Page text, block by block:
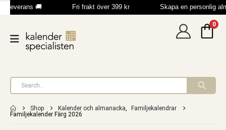
leverans 🚚 Fri frakt över 399 kr Skapa en personlig
0
Shop Kalender och almanacka,
Familjekalendrar
Familjekalender Färg 2026